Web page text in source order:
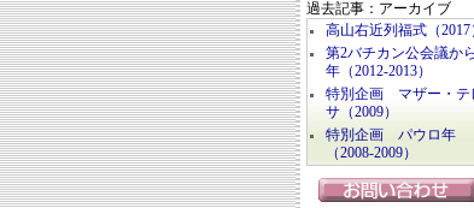
過去記事：アーカイブ
高山右近列福式（2017
第2バチカン公会議か
年（2012-2013）
特別企画 マザー・テ
サ（2009）
特別企画 パウロ年
（2008-2009）